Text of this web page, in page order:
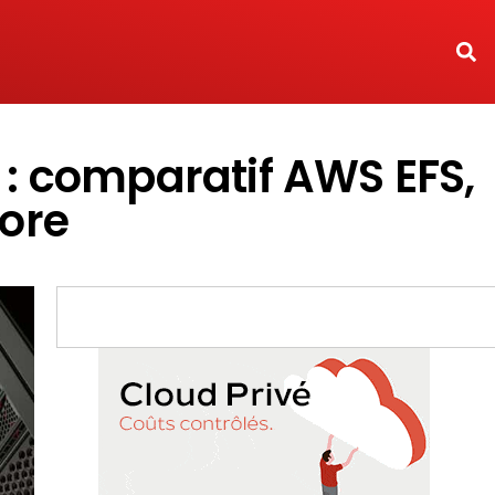
AWS EFS,